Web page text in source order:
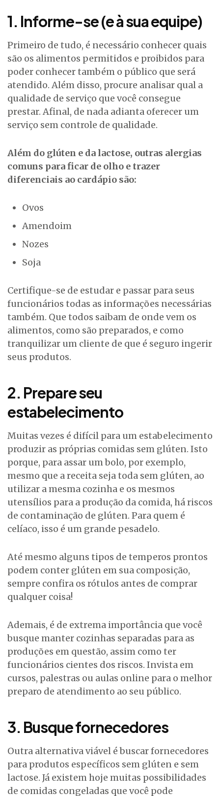
1. Informe-se (e à sua equipe)
Primeiro de tudo, é necessário conhecer quais
são os alimentos permitidos e proibidos para
poder conhecer também o público que será
atendido. Além disso, procure analisar qual a
qualidade de serviço que você consegue
prestar. Afinal, de nada adianta oferecer um
serviço sem controle de qualidade.
Além do glúten e da lactose, outras alergias
comuns para ficar de olho e trazer
diferenciais ao cardápio são:
Ovos
Amendoim
Nozes
Soja
Certifique-se de estudar e passar para seus
funcionários todas as informações necessárias
também. Que todos saibam de onde vem os
alimentos, como são preparados, e como
tranquilizar um cliente de que é seguro ingerir
seus produtos.
2. Prepare seu
estabelecimento
Muitas vezes é difícil para um estabelecimento
produzir as próprias comidas sem glúten. Isto
porque, para assar um bolo, por exemplo,
mesmo que a receita seja toda sem glúten, ao
utilizar a mesma cozinha e os mesmos
utensílios para a produção da comida, há riscos
de contaminação de glúten. Para quem é
celíaco, isso é um grande pesadelo.
Até mesmo alguns tipos de temperos prontos
podem conter glúten em sua composição,
sempre confira os rótulos antes de comprar
qualquer coisa!
Ademais, é de extrema importância que você
busque manter cozinhas separadas para as
produções em questão, assim como ter
funcionários cientes dos riscos. Invista em
cursos, palestras ou aulas online para o melhor
preparo de atendimento ao seu público.
3. Busque fornecedores
Outra alternativa viável é buscar fornecedores
para produtos específicos sem glúten e sem
lactose. Já existem hoje muitas possibilidades
de comidas congeladas que você pode